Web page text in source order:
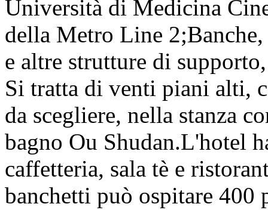
Università di Medicina
della Metro Line
e altre strutture di
Si tratta di venti piani alti,
da scegliere, nella stanza
bagno Ou Shudan.L'hotel
caffetteria, sala tè e
banchetti può ospitare 400